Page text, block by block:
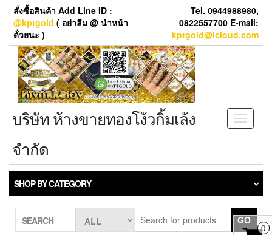
Skip
content
สั่งซื้อสินค้า Add Line ID :
@kptgold ( อย่าลืม @ นำหน้า
ด้่วยนะ )
Tel. 0944988980,
0822557700 E-mail:
kptgold@icloud.com
Toggle
บริษัท ห้างขายทองโง้วกิ้มเล้ง
จำกัด
SHOP BY CATEGORY
SEARCH GO
0